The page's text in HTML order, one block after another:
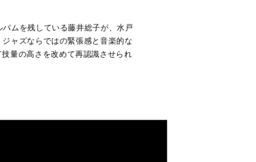
ムを残している藤井総子が、水戸
ャズならではの緊張感と音楽的な
量の高さを改めて再認識させられ